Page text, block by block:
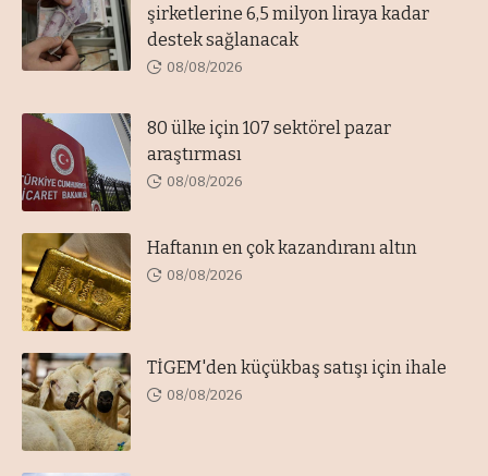
şirketlerine 6,5 milyon liraya kadar
destek sağlanacak
08/08/2026
80 ülke için 107 sektörel pazar
araştırması
08/08/2026
Haftanın en çok kazandıranı altın
08/08/2026
TİGEM'den küçükbaş satışı için ihale
08/08/2026